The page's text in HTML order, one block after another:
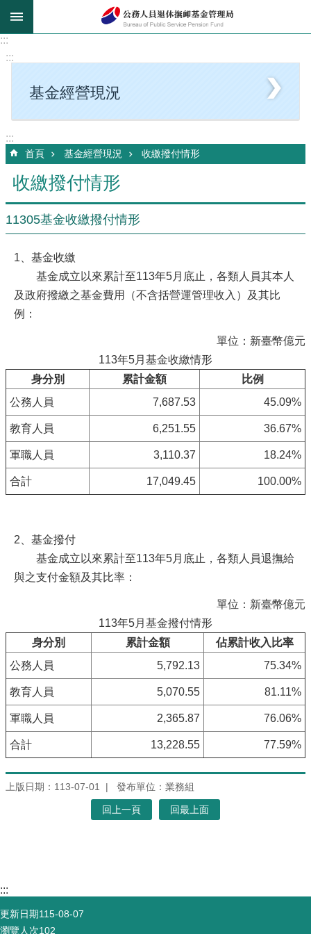
跳到主要內容區塊
:::
:::
基金經營現況
:::
首頁 基金經營現況 收繳撥付情形
收繳撥付情形
11305基金收繳撥付情形
1、基金收繳
基金成立以來累計至113年5月底止，各類人員其本人
及政府撥繳之基金費用（不含括營運管理收入）及其比
例：
單位：新臺幣億元
113年5月基金收繳情形
身分別
累計金額
比例
公務人員
7,687.53 45.09%
教育人員 6,251.55 36.67%
軍職人員 3,110.37 18.24%
合計 17,049.45 100.00%
2、基金撥付
基金成立以來累計至113年5月底止，各類人員退撫給
與之支付金額及其比率：
單位：新臺幣億元
113年5月基金撥付情形
身分別
累計金額
佔累計收入比率
公務人員
5,792.13 75.34%
教育人員 5,070.55 81.11%
軍職人員 2,365.87 76.06%
合計 13,228.55 77.59%
上版日期：113-07-01 發布單位：業務組
回上一頁 回最上面
:::
更新日期115-08-07
瀏覽人次102